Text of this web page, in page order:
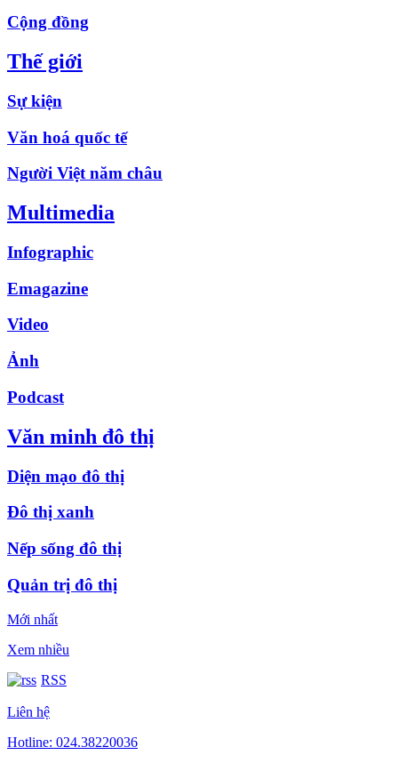
Cộng đồng
Thế giới
Sự kiện
Văn hoá quốc tế
Người Việt năm châu
Multimedia
Infographic
Emagazine
Video
Ảnh
Podcast
Văn minh đô thị
Diện mạo đô thị
Đô thị xanh
Nếp sống đô thị
Quản trị đô thị
Mới nhất
Xem nhiều
RSS
Liên hệ
Hotline: 024.38220036